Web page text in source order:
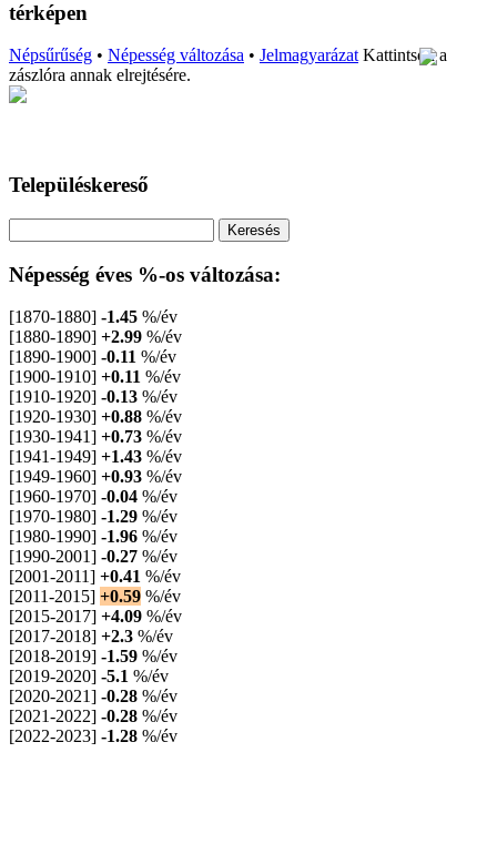
térképen
Népsűrűség • Népesség változása • JelmagyarázatKattintson a
zászlóra annak elrejtésére.
Településkereső
Népesség éves %-os változása:
[1870-1880] -1.45 %/év
[1880-1890] +2.99 %/év
[1890-1900] -0.11 %/év
[1900-1910] +0.11 %/év
[1910-1920] -0.13 %/év
[1920-1930] +0.88 %/év
[1930-1941] +0.73 %/év
[1941-1949] +1.43 %/év
[1949-1960] +0.93 %/év
[1960-1970] -0.04 %/év
[1970-1980] -1.29 %/év
[1980-1990] -1.96 %/év
[1990-2001] -0.27 %/év
[2001-2011] +0.41 %/év
[2011-2015] +0.59 %/év
[2015-2017] +4.09 %/év
[2017-2018] +2.3 %/év
[2018-2019] -1.59 %/év
[2019-2020] -5.1 %/év
[2020-2021] -0.28 %/év
[2021-2022] -0.28 %/év
[2022-2023] -1.28 %/év